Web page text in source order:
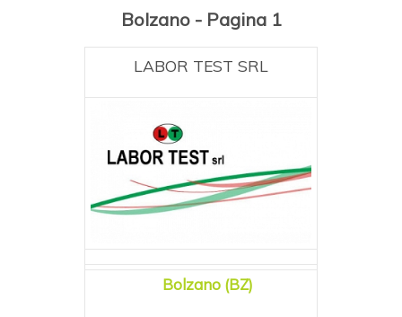
Bolzano - Pagina 1
LABOR TEST SRL
Bolzano (BZ)